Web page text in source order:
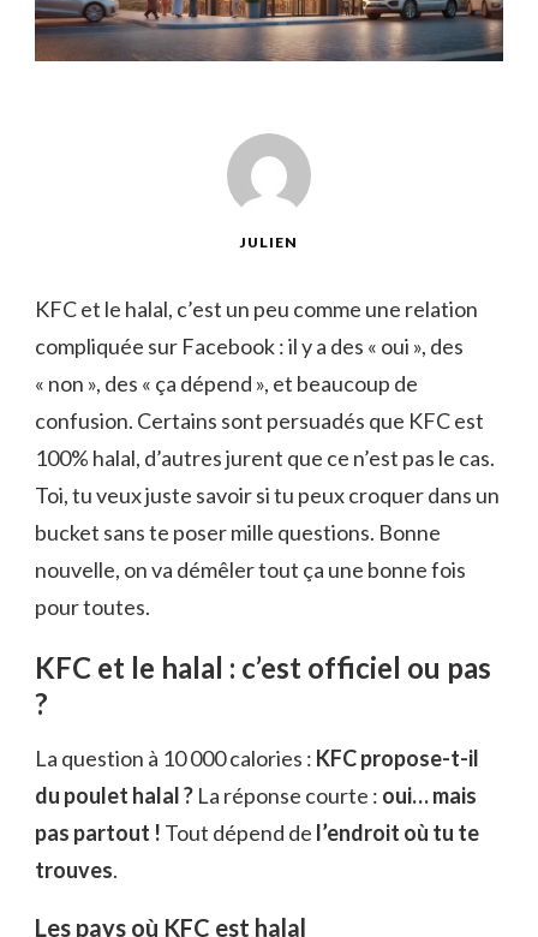
JULIEN
KFC et le halal, c’est un peu comme une relation
compliquée sur Facebook : il y a des « oui », des
« non », des « ça dépend », et beaucoup de
confusion. Certains sont persuadés que KFC est
100% halal, d’autres jurent que ce n’est pas le cas.
Toi, tu veux juste savoir si tu peux croquer dans un
bucket sans te poser mille questions. Bonne
nouvelle, on va démêler tout ça une bonne fois
pour toutes.
KFC et le halal : c’est officiel ou pas
?
La question à 10 000 calories : KFC propose-t-il
du poulet halal ? La réponse courte : oui… mais
pas partout ! Tout dépend de l’endroit où tu te
trouves.
Les pays où KFC est halal